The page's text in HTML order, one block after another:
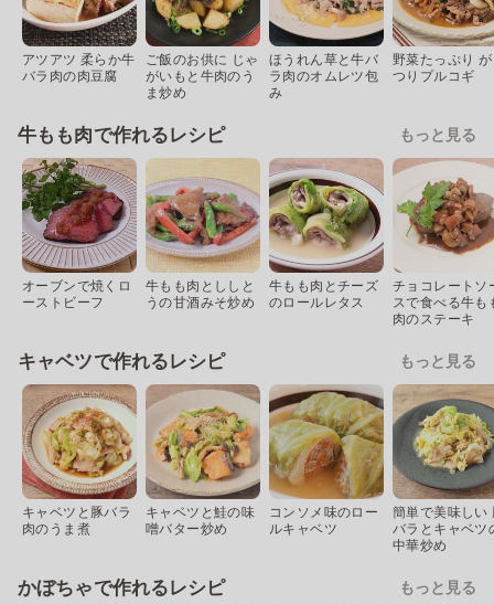
アツアツ 柔らか牛
バラ肉の肉豆腐
ご飯のお供に じゃ
がいもと牛肉のう
ま炒め
ほうれん草と牛バ
ラ肉のオムレツ包
み
野菜たっぷり
つりプルコギ
牛もも肉で作れるレシピ もっと見る
オーブンで焼くロ
ーストビーフ
牛もも肉とししと
うの甘酒みそ炒め
牛もも肉とチーズ
のロールレタス
チョコレートソ
スで食べる牛も
肉のステーキ
キャベツで作れるレシピ もっと見る
キャベツと豚バラ
肉のうま煮
キャベツと鮭の味
噌バター炒め
コンソメ味のロー
ルキャベツ
簡単で美味しい
バラとキャベツ
中華炒め
かぼちゃで作れるレシピ もっと見る